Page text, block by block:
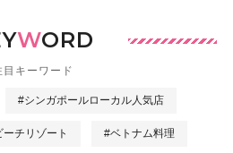
WORD
目キーワード
#シンガポールローカル人気店
ーチリゾート #ベトナム料理